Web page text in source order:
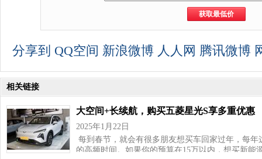
分享到 QQ空间 新浪微博 人人网 腾讯微博
相关链接
大空间+长续航，购买五菱星光S享多重优惠
2025年1月22日
每到春节，就会有很多朋友想买车回家过年，每
的高频时间。如果你的预算在15万以内，想买新能